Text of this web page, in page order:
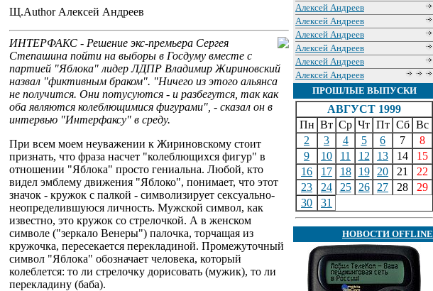
Щ.Author Алексей Андреев
ИНТЕРФАКС - Решение экс-премьера Сергея
Степашина пойти на выборы в Госдуму вместе с
партией "Яблока" лидер ЛДПР Владимир Жириновский
назвал "фиктивным браком". "Ничего из этого альянса
не получится. Они потусуются - и разбегутся, так как
оба являются колеблющимися фигурами", - сказал он в
интервью "Интерфаксу" в среду.
При всем моем неуважении к Жириновскому стоит
признать, что фраза насчет "колеблющихся фигур" в
отношении "Яблока" просто гениальна. Любой, кто
видел эмблему движения "Яблоко", понимает, что этот
значок - кружок с палкой - символизирует сексуально-
неопределившуюся личность. Мужской символ, как
известно, это кружок со стрелочкой. А в женском
символе ("зеркало Венеры") палочка, торчащая из
кружочка, пересекается перекладиной. Промежуточный
символ "Яблока" обозначает человека, который
колеблется: то ли стрелочку дорисовать (мужик), то ли
перекладину (баба).
Алексей Андреев
Алексей Андреев
Алексей Андреев
Алексей Андреев
Алексей Андреев
Алексей Андреев
ПРОШЛЫЕ ВЫПУСКИ
АВГУСТ 1999
Пн Вт Ср Чт Пт Сб Вс
2
3 4 5 6 7
8
9
10 11 12 13 14
15
16
17 18 19 20 21
22
23
24 25 26 27 28
29
30
31
НОВОСТИ OFFLINE